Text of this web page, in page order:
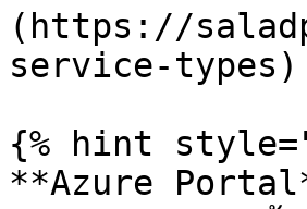
(https://
service-types)
{% hint
**Azure